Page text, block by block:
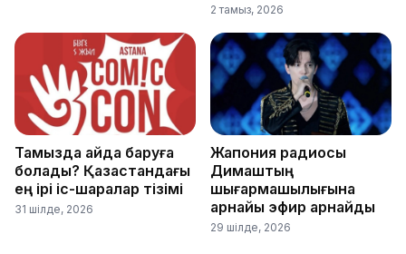
2 тамыз, 2026
Тамызда қайда баруға
болады? Қазақстандағы
ең ірі іс-шаралар тізімі
31 шілде, 2026
Жапония радиосы
Димаштың
шығармашылығына
арнайы эфир арнайды
29 шілде, 2026